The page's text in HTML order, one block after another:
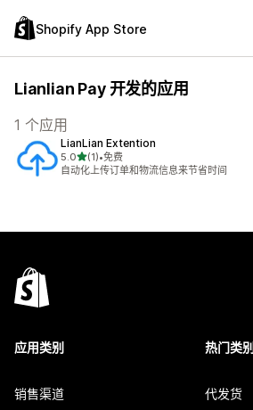
Shopify App Store
Lianlian Pay 开发的应用
1 个应用
LianLian Extention
5.0星（满分 5 星）
(1)
总共 1 条评论
•免费
自动化上传订单和物流信息来节省时间
应用类别
销售渠道
热门类别
代发货